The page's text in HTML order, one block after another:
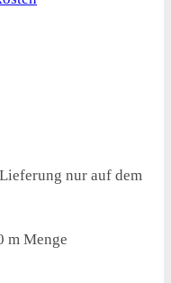
nur auf dem
m Menge